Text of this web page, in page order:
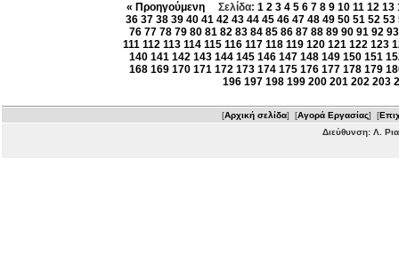
« ΠροηγούμενηΣελίδα: 1 2 3 4 5 6 7 8 9 10 11 12 13
36 37 38 39 40 41 42 43 44 45 46 47 48 49 50 51 52 53
76 77 78 79 80 81 82 83 84 85 86 87 88 89 90 91 92 93
111 112 113 114 115 116 117 118 119 120 121 122 123
140 141 142 143 144 145 146 147 148 149 150 151
168 169 170 171 172 173 174 175 176 177 178 179
196 197 198 199 200 201 202 203
[Αρχική σελίδα] [Αγορά Εργασίας] [
Διεύθυνση: Λ.